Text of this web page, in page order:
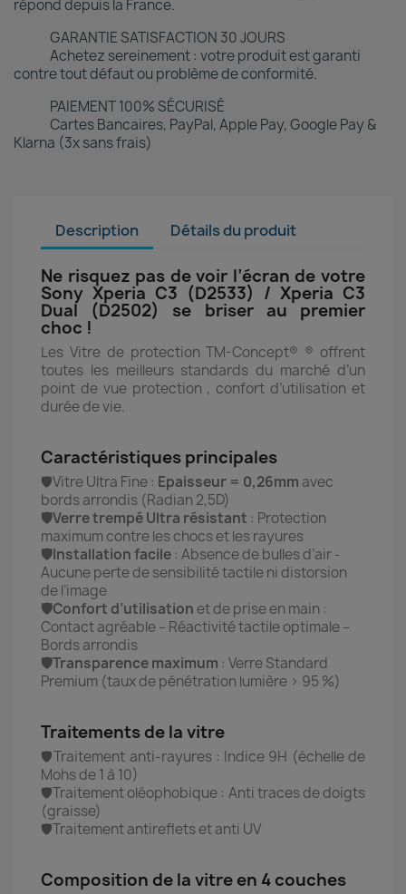
répond depuis la France.
GARANTIE SATISFACTION 30 JOURS
Achetez sereinement : votre produit est garanti
contre tout défaut ou problème de conformité.
PAIEMENT 100% SÉCURISÉ
Cartes Bancaires, PayPal, Apple Pay, Google Pay &
Klarna (3x sans frais)
Description Détails du produit
Ne risquez pas de voir l’écran de votre
Sony Xperia C3 (D2533) / Xperia C3
Dual (D2502) se briser au premier
choc !
Les Vitre de protection TM-Concept® ® offrent
toutes les meilleurs standards du marché d’un
point de vue protection , confort d’utilisation et
durée de vie.
Caractéristiques principales
🛡️Vitre Ultra Fine : Epaisseur = 0,26mm avec
bords arrondis (Radian 2,5D)
🛡️Verre trempé Ultra résistant : Protection
maximum contre les chocs et les rayures
🛡️Installation facile : Absence de bulles d’air -
Aucune perte de sensibilité tactile ni distorsion
de l’image
🛡️Confort d’utilisation et de prise en main :
Contact agréable – Réactivité tactile optimale –
Bords arrondis
🛡️Transparence maximum : Verre Standard
Premium (taux de pénétration lumière > 95 %)
Traitements de la vitre
🛡️Traitement anti-rayures : Indice 9H (échelle de
Mohs de 1 à 10)
🛡️Traitement oléophobique : Anti traces de doigts
(graisse)
🛡️Traitement antireflets et anti UV
Composition de la vitre en 4 couches